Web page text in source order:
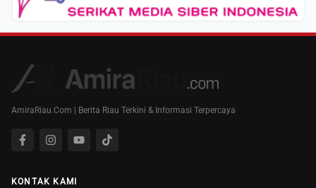
AmiraRiau.Com | Berita Riau Terkini & Informasi Terpercaya
KONTAK KAMI